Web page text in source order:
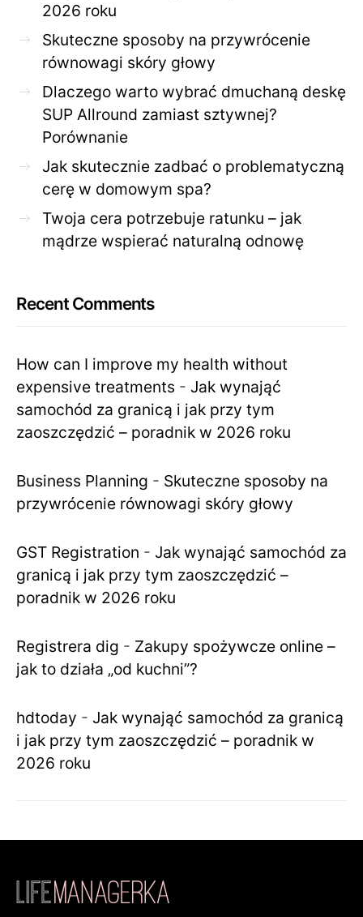
2026 roku
Skuteczne sposoby na przywrócenie
równowagi skóry głowy
Dlaczego warto wybrać dmuchaną deskę
SUP Allround zamiast sztywnej?
Porównanie
Jak skutecznie zadbać o problematyczną
cerę w domowym spa?
Twoja cera potrzebuje ratunku – jak
mądrze wspierać naturalną odnowę
Recent Comments
How can I improve my health without
expensive treatments - Jak wynająć
samochód za granicą i jak przy tym
zaoszczędzić – poradnik w 2026 roku
Business Planning - Skuteczne sposoby na
przywrócenie równowagi skóry głowy
GST Registration - Jak wynająć samochód za
granicą i jak przy tym zaoszczędzić –
poradnik w 2026 roku
Registrera dig - Zakupy spożywcze online –
jak to działa „od kuchni”?
hdtoday - Jak wynająć samochód za granicą
i jak przy tym zaoszczędzić – poradnik w
2026 roku